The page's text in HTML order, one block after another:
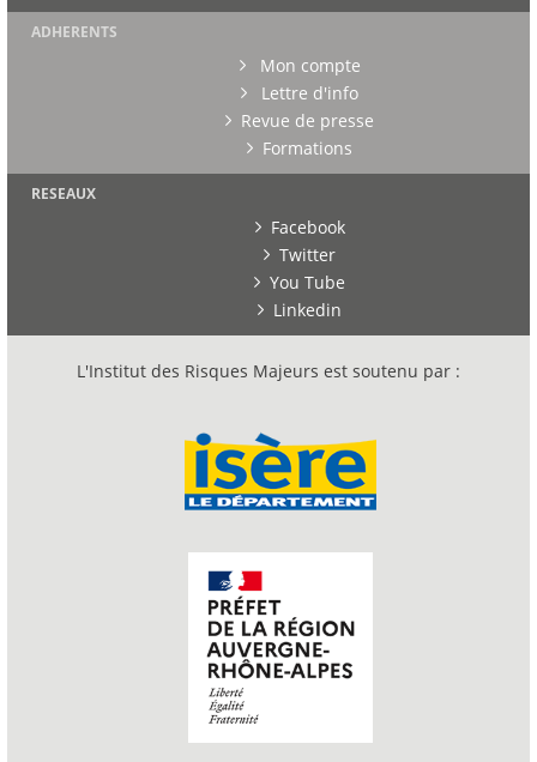
ADHERENTS
Mon compte
Lettre d'info
Revue de presse
Formations
RESEAUX
Facebook
Twitter
You Tube
Linkedin
L'Institut des Risques Majeurs est soutenu par :